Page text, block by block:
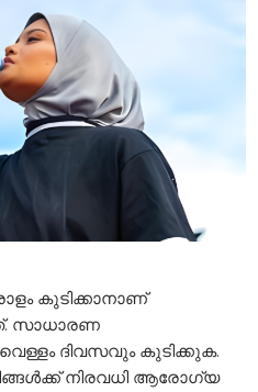
കുടിക്കാനാണ്
സാധാരണ
വെള്ളം ദിവസവും കുടിക്കുക.
നിരവധി ആരോഗ്യ